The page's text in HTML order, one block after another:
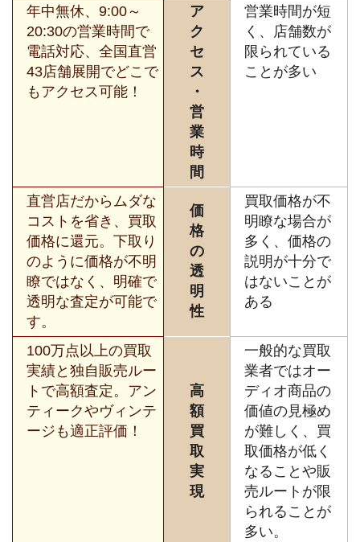
年中無休、9:00～
20:30の営業時間で
電話対応、全国直営
43店舗展開でどこで
もアクセス可能！
ア
ク
セ
ス
・
営
業
時
間
営業時間が短
く、店舗数が
限られている
ことが多い
直営店だからムダな
コストを省き、買取
価格に還元。下取り
のように価格が不明
瞭ではなく、明確で
透明な査定が可能で
す。
価
格
の
透
明
性
買取価格が不
明瞭な場合が
多く、価格の
説明が十分で
はないことが
ある
100万点以上の買取
実績と独自販売ルー
トで高額査定。アン
ティークやヴィンテ
ージも適正評価！
高
額
買
取
実
現
一般的な買取
業者ではオー
ディオ商品の
価値の見極め
が難しく、買
取価格が低く
なることや販
売ルートが限
られることが
多い。